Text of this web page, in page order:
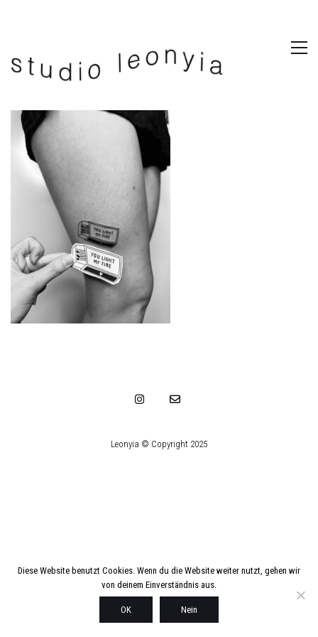
Leonyia © Copyright 2025
Diese Website benutzt Cookies. Wenn du die Website weiter nutzt, gehen wir
von deinem Einverständnis aus.
OK Nein